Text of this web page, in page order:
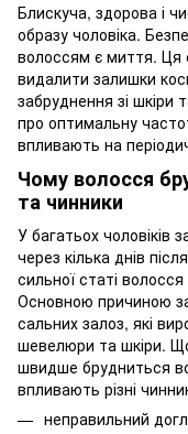
Блискуча, здорова і
образу чоловіка.
волоссям є миття. Ця
видалити залишки
забруднення зі шкіри
про оптимальну
впливають на
Чому волосся
та чинники
У багатьох чоловіків
через кілька днів
сильної статі
Основною причиною
сальних залоз, які
шевелюри та шкіри.
швидше брудниться
впливають різні
неправильний